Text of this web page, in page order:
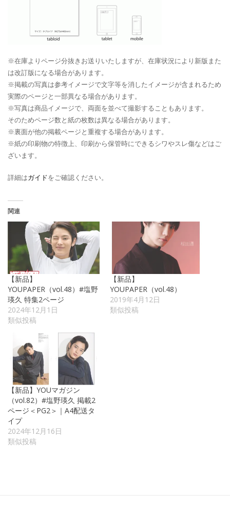
※在庫よりページ分抜きお送りいたしますが、在庫状況により新版また
は改訂版になる場合があります。
※掲載の写真は参考イメージで文字等を消したイメージが含まれるため
実際のページと一部異なる場合があります。
※写真は商品イメージで、両面を並べて撮影することもあります。
そのためページ数と紙の枚数は異なる場合があります。
※裏面が他の掲載ページと重複する場合があります。
※紙の印刷物の特徴上、印刷から保管時にできるシワやスレ傷などはご
ざいます。
詳細はガイドをご確認ください。
関連
【新品】
YOUPAPER（vol.48）#塩野
瑛久 特集2ページ
2024年12月1日
類似投稿
【新品】
YOUPAPER（vol.48）
2019年4月12日
類似投稿
【新品】YOUマガジン
（vol.82）#塩野瑛久 掲載2
ページ＜PG2＞｜A4配送タ
イプ
2024年12月16日
類似投稿